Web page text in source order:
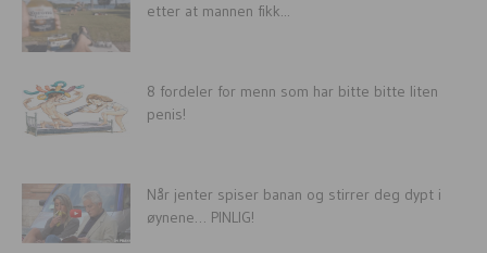
etter at mannen fikk...
8 fordeler for menn som har bitte bitte liten
penis!
Når jenter spiser banan og stirrer deg dypt i
øynene… PINLIG!